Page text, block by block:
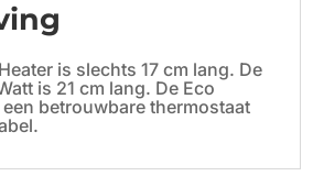
is slechts 17 cm lang. De
is 21 cm lang. De Eco
betrouwbare thermostaat